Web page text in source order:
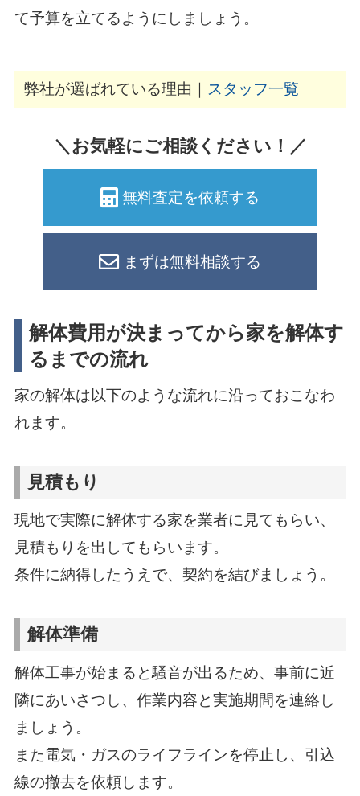
て予算を立てるようにしましょう。
弊社が選ばれている理由｜ スタッフ一覧
＼お気軽にご相談ください！／
無料査定を依頼する
まずは無料相談する
解体費用が決まってから家を解体す
るまでの流れ
家の解体は以下のような流れに沿っておこなわ
れます。
見積もり
現地で実際に解体する家を業者に見てもらい、
見積もりを出してもらいます。
条件に納得したうえで、契約を結びましょう。
解体準備
解体工事が始まると騒音が出るため、事前に近
隣にあいさつし、作業内容と実施期間を連絡し
ましょう。
また電気・ガスのライフラインを停止し、引込
線の撤去を依頼します。